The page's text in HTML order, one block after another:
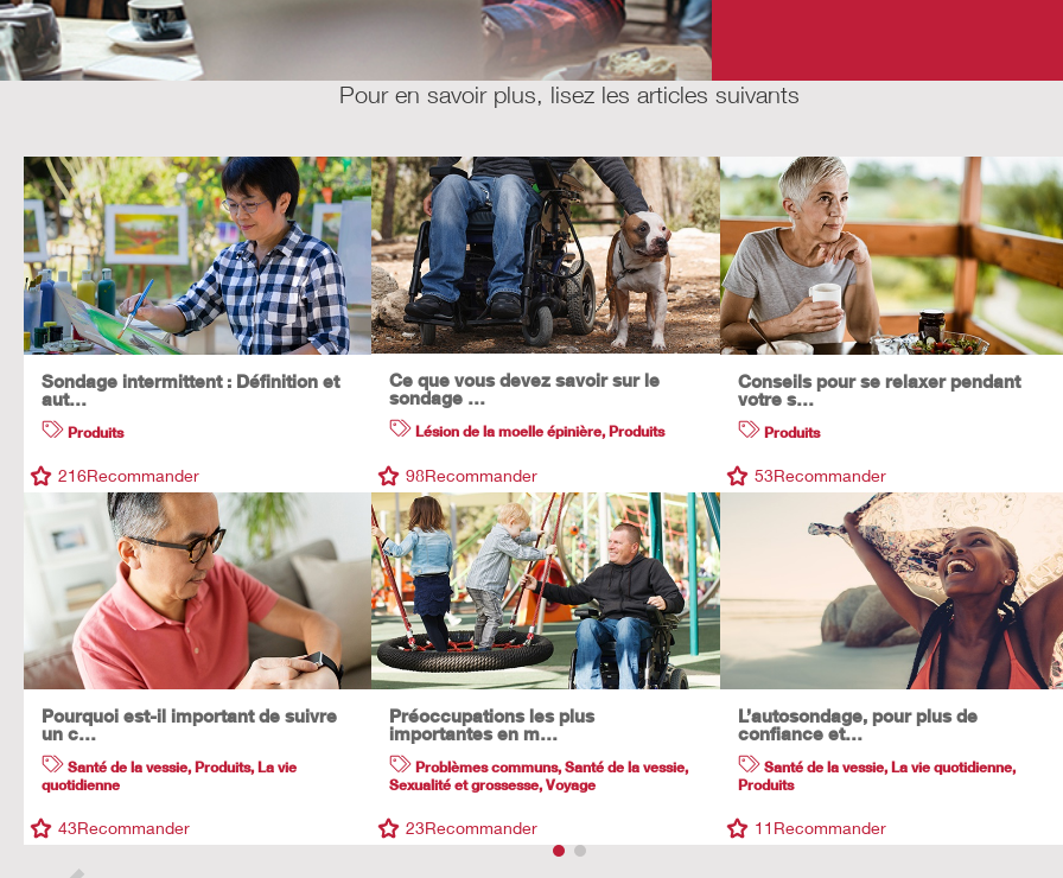
Pour en savoir plus, lisez les articles suivants
Sondage intermittent : Définition et
aut…
Produits
216Recommander
Ce que vous devez savoir sur le
sondage …
Lésion de la moelle épinière, Produits
98Recommander
Conseils pour se relaxer pendant
votre s…
Produits
53Recommander
Pourquoi est-il important de suivre
un c…
Santé de la vessie,Produits,La vie
quotidienne
43Recommander
Préoccupations les plus
importantes en m…
Problèmes communs,Santé de la vessie,
Sexualité et grossesse,Voyage
23Recommander
L’autosondage, pour plus de
confiance et…
Santé de la vessie,La vie quotidienne,
Produits
11 Recommander